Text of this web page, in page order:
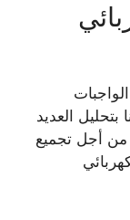
العديد
أجل تجميع